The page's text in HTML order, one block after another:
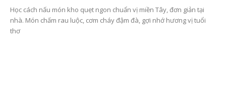
Học cách nấu món kho quẹt ngon chuẩn vị miền Tây, đơn giản tại
nhà. Món chấm rau luộc, cơm cháy đậm đà, gợi nhớ hương vị tuổi
thơ